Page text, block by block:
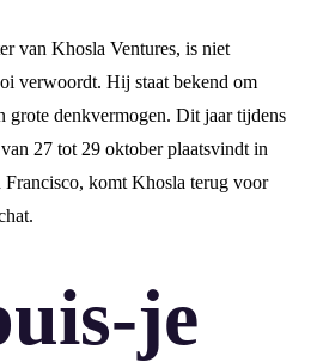
van Khosla Ventures, is niet
verwoordt. Hij staat bekend om
grote denkvermogen. Dit jaar tijdens
27 tot 29 oktober plaatsvindt in
Francisco, komt Khosla terug voor
je